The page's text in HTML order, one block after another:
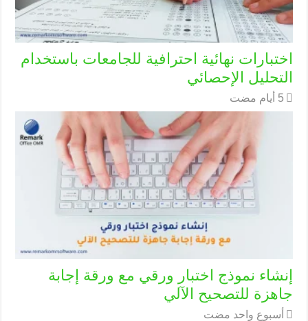
اختبارات نهائية احترافية للجامعات باستخدام
التحليل الإحصائي
إنشاء نموذج اختبار ورقي مع ورقة إجابة
جاهزة للتصحيح الآلي
‏أسبوع واحد مضت